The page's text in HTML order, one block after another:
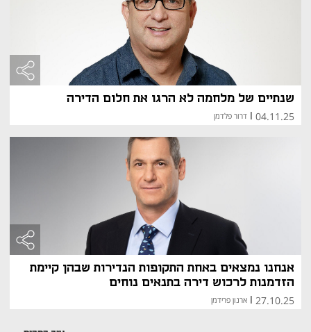
שנתיים של מלחמה לא הרגו את חלום הדירה
04.11.25 דרור פלדמן
אנחנו נמצאים באחת התקופות הנדירות שבהן קיימת
הזדמנות לרכוש דירה בתנאים נוחים
27.10.25 ארנון פרידמן